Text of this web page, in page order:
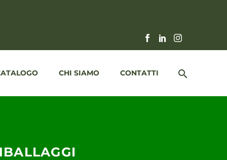
CHI SIAMO CONTATTI